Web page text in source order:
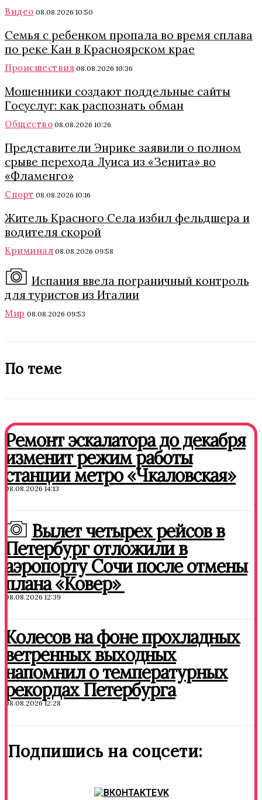
Видео 08.08.2026 10:50
Семья с ребенком пропала во время сплава
по реке Кан в Красноярском крае
Происшествия 08.08.2026 10:36
Мошенники создают поддельные сайты
Госуслуг: как распознать обман
Общество 08.08.2026 10:26
Представители Энрике заявили о полном
срыве перехода Луиса из «Зенита» во
«Фламенго»
Спорт 08.08.2026 10:16
Житель Красного Села избил фельдшера и
водителя скорой
Криминал 08.08.2026 09:58
Испания ввела пограничный контроль
для туристов из Италии
Мир 08.08.2026 09:53
По теме
Ремонт эскалатора до декабря
изменит режим работы
станции метро «Чкаловская»
08.08.2026 14:13
Вылет четырех рейсов в
Петербург отложили в
аэропорту Сочи после отмены
плана «Ковер»
08.08.2026 12:39
Колесов на фоне прохладных
ветренных выходных
напомнил о температурных
рекордах Петербурга
08.08.2026 12:28
Подпишись на соцсети:
VK